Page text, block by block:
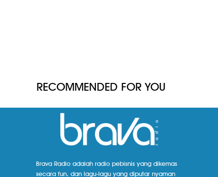
RECOMMENDED FOR YOU
Brava Radio adalah radio pebisnis yang dikemas
secara fun, dan lagu-lagu yang diputar nyaman